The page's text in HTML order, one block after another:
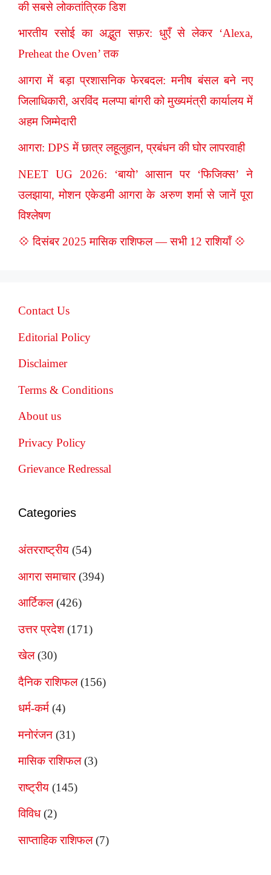
की सबसे लोकतांत्रिक डिश
भारतीय रसोई का अद्भुत सफ़र: धुएँ से लेकर ‘Alexa,
Preheat the Oven’ तक
आगरा में बड़ा प्रशासनिक फेरबदल: मनीष बंसल बने नए
जिलाधिकारी, अरविंद मलप्पा बांगरी को मुख्यमंत्री कार्यालय में
अहम जिम्मेदारी
आगरा: DPS में छात्र लहूलुहान, प्रबंधन की घोर लापरवाही
NEET UG 2026: ‘बायो’ आसान पर ‘फिजिक्स’ ने
उलझाया, मोशन एकेडमी आगरा के अरुण शर्मा से जानें पूरा
विश्लेषण
💠 दिसंबर 2025 मासिक राशिफल — सभी 12 राशियाँ 💠
Contact Us
Editorial Policy
Disclaimer
Terms & Conditions
About us
Privacy Policy
Grievance Redressal
Categories
अंतरराष्ट्रीय (54)
आगरा समाचार(394)
आर्टिकल(426)
उत्तर प्रदेश(171)
खेल(30)
दैनिक राशिफल(156)
धर्म-कर्म (4)
मनोरंजन (31)
मासिक राशिफल(3)
राष्ट्रीय (145)
विविध(2)
साप्ताहिक राशिफल(7)